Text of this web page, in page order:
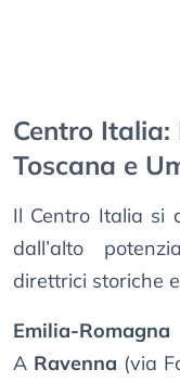
Centro
Toscana e
Il Centro Italia si
dall’alto
direttrici storiche
Emilia-Romagna
A Ravenna (via